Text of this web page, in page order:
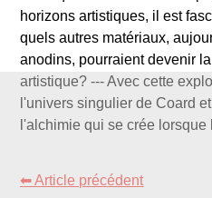
horizons artistiques, il est
quels autres matériaux,
anodins, pourraient devenir
artistique? --- Avec cette
l'univers singulier de Coard
l'alchimie qui se crée
⬅ Article précédent